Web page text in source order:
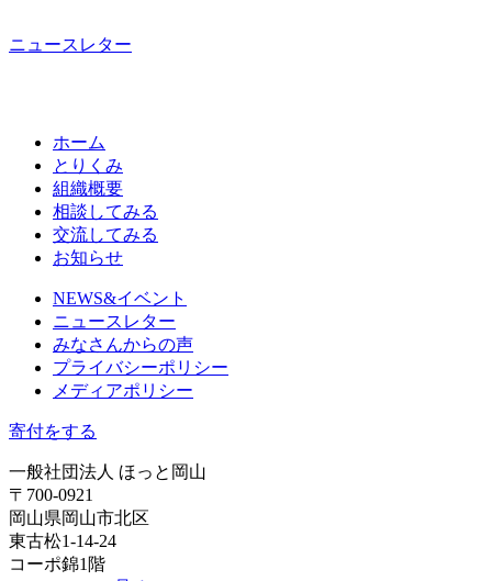
ニュースレター
ホーム
とりくみ
組織概要
相談してみる
交流してみる
お知らせ
NEWS&イベント
ニュースレター
みなさんからの声
プライバシーポリシー
メディアポリシー
寄付をする
一般社団法人 ほっと岡山
〒700-0921
岡山県岡山市北区
東古松1-14-24
コーポ錦1階